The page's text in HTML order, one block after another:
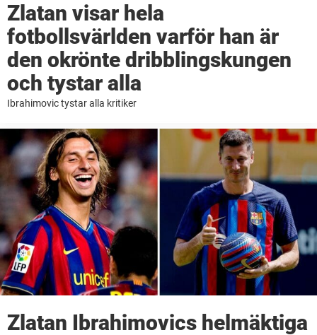
Zlatan visar hela
fotbollsvärlden varför han är
den okrönte dribblingskungen
och tystar alla
Ibrahimovic tystar alla kritiker
Zlatan Ibrahimovics helmäktiga